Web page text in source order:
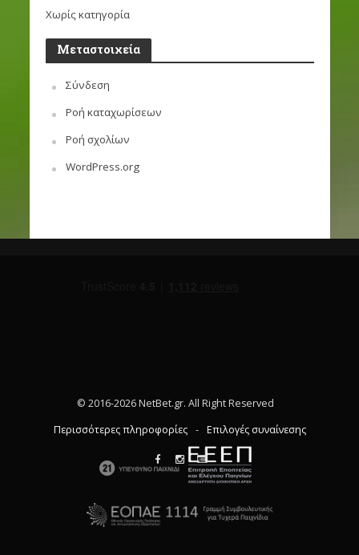
Χωρίς κατηγορία
Μεταστοιχεία
Σύνδεση
Ροή καταχωρίσεων
Ροή σχολίων
WordPress.org
© 2016-2026 NetBet.gr. All Right Reserved
Περισσότερες πληροφορίες
- Επιλογές συναίνεσης